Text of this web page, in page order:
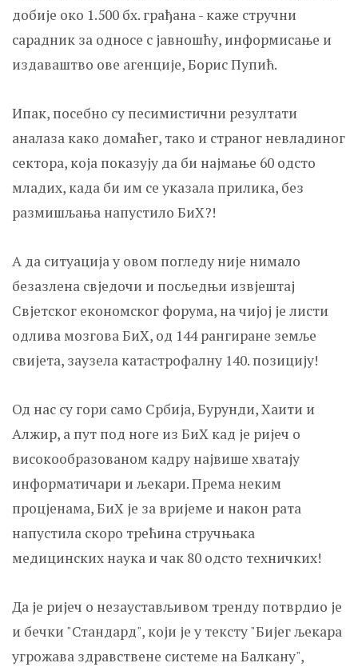
добије око 1.500 бх. грађана - каже стручни
сарадник за односе с јавношћу, информисање и
издаваштво ове агенције, Борис Пупић.
Ипак, посебно су песимистични резултати
аналаза како домаћег, тако и страног невладиног
сектора, која показују да би најмање 60 одсто
младих, када би им се указала прилика, без
размишљања напустило БиХ?!
А да ситуација у овом погледу није нимало
безазлена свједочи и посљедњи извјештај
Свјетског економског форума, на чијој је листи
одлива мозгова БиХ, од 144 рангиране земље
свијета, заузела катастрофалну 140. позицију!
Од нас су гори само Србија, Бурунди, Хаити и
Алжир, а пут под ноге из БиХ кад је ријеч о
високообразованом кадру највише хватају
информатичари и љекари. Према неким
процјенама, БиХ је за вријеме и након рата
напустила скоро трећина стручњака
медицинских наука и чак 80 одсто техничких!
Да је ријеч о незаустављивом тренду потврдио је
и бечки "Стандард", који је у тексту "Бијег љекара
угрожава здравствене системе на Балкану",